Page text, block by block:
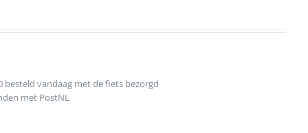
besteld vandaag met de fiets bezorgd
met PostNL